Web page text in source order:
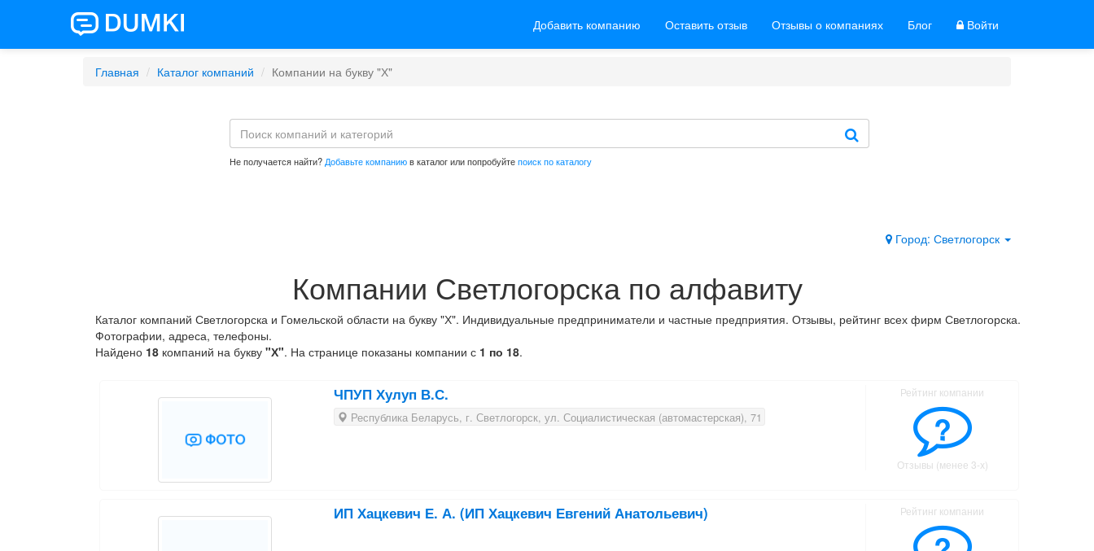
Добавить компанию Оставить отзыв Отзывы о компаниях Блог Войти
Главная Каталог компаний Компании на букву "Х"
Не получается найти? Добавьте компаниюв каталог или попробуйтепоиск по каталогу
Город: Светлогорск
Компании Светлогорска по алфавиту
Каталог компаний Светлогорска и Гомельской области на букву "Х". Индивидуальные предприниматели и частные предприятия. Отзывы, рейтинг всех фирм Светлогорска.
Фотографии, адреса, телефоны.
Найдено 18 компаний на букву "Х". На странице показаны компании с 1 по 18.
ЧПУП Хулуп В.С.
Республика Беларусь, г. Светлогорск, ул. Социалистическая (автомастерская), 71
Рейтинг компании
?
Отзывы (менее 3-х)
ИП Хацкевич Е. А. (ИП Хацкевич Евгений Анатольевич) Рейтинг компании